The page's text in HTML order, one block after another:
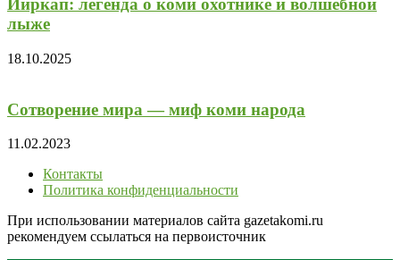
Йиркап: легенда о коми охотнике и волшебной
лыже
18.10.2025
Сотворение мира — миф коми народа
11.02.2023
Контакты
Политика конфиденциальности
При использовании материалов сайта gazetakomi.ru
рекомендуем ссылаться на первоисточник